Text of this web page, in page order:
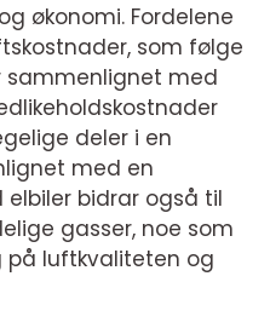
økonomi. Fordelene
som følge
med
deler i en
med en
elbiler bidrar også til
gasser, noe som
på luftkvaliteten og